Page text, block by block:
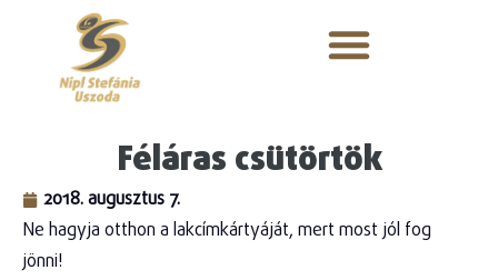
Féláras csütörtök
2018. augusztus 7.
Ne hagyja otthon a lakcímkártyáját, mert most jól fog
jönni!